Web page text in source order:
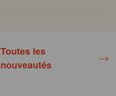
Toutes les
nouveautés